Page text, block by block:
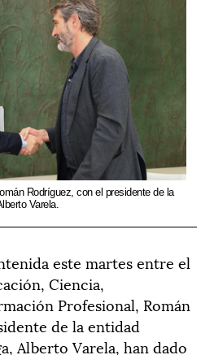
Rodríguez, con el presidente de la
Varela.
este martes entre el
Ciencia,
Profesional, Román
de la entidad
Alberto Varela, han dado